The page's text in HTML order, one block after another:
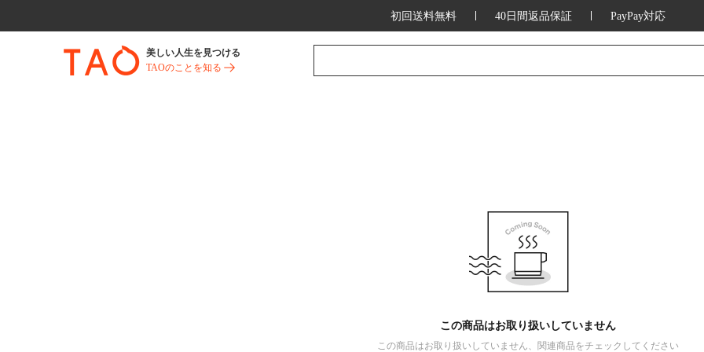
初回送料無料 40日間返品保証 PayPay対応
美しい人生を見つける
TAOのことを知る
この商品はお取り扱いしていません
この商品はお取り扱いしていません、関連商品をチェックしてください